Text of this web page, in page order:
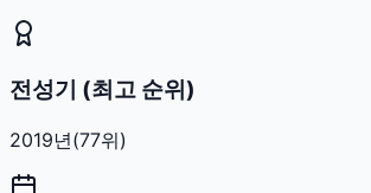
전성기 (최고 순위)
2019년(77위)